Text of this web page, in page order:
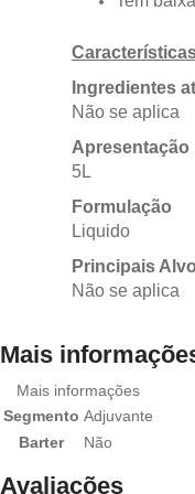
Ingredientes
Não se aplica
Apresentação
5L
Formulação
Liquido
Principais
Não se aplica
Mais
Mais informações
Segmento Adjuvante
Barter
Não
Avaliações